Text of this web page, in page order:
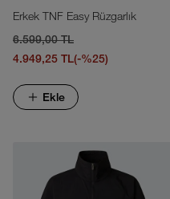
Erkek TNF Easy Rüzgarlık
6.599,00 TL
4.949,25 TL(-%25)
Ekle